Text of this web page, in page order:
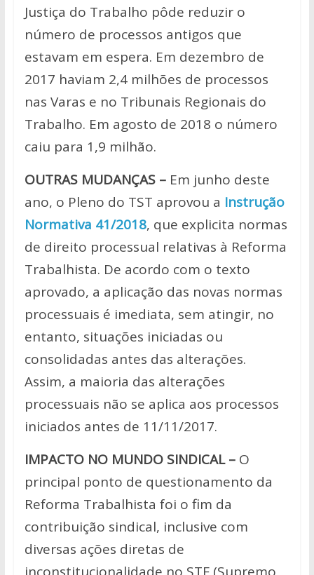
Justiça do Trabalho pôde reduzir o
número de processos antigos que
estavam em espera. Em dezembro de
2017 haviam 2,4 milhões de processos
nas Varas e no Tribunais Regionais do
Trabalho. Em agosto de 2018 o número
caiu para 1,9 milhão.
OUTRAS MUDANÇAS –Em junho deste
ano, o Pleno do TST aprovou a Instrução
Normativa 41/2018, que explicita normas
de direito processual relativas à Reforma
Trabalhista. De acordo com o texto
aprovado, a aplicação das novas normas
processuais é imediata, sem atingir, no
entanto, situações iniciadas ou
consolidadas antes das alterações.
Assim, a maioria das alterações
processuais não se aplica aos processos
iniciados antes de 11/11/2017.
IMPACTO NO MUNDO SINDICAL –O
principal ponto de questionamento da
Reforma Trabalhista foi o fim da
contribuição sindical, inclusive com
diversas ações diretas de